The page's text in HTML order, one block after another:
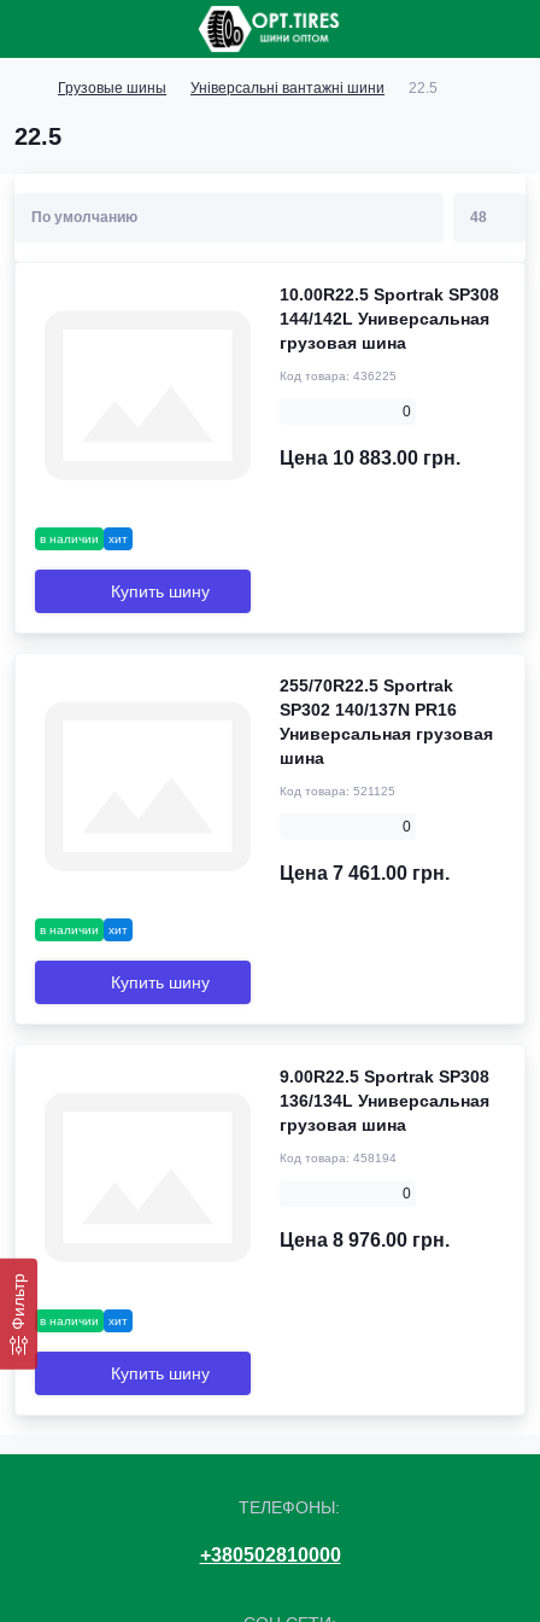
Грузовые шины Універсальні вантажні шини 22.5
22.5
Фильтр
в наличии хит
10.00R22.5 Sportrak SP308
144/142L Универсальная
грузовая шина
Код товара: 436225
0
Цена 10 883.00 грн.
Купить шину
в наличии хит
255/70R22.5 Sportrak
SP302 140/137N PR16
Универсальная грузовая
шина
Код товара: 521125
0
Цена 7 461.00 грн.
Купить шину
в наличии хит
9.00R22.5 Sportrak SP308
136/134L Универсальная
грузовая шина
Код товара: 458194
0
Цена 8 976.00 грн.
Купить шину
ТЕЛЕФОНЫ:
+380502810000